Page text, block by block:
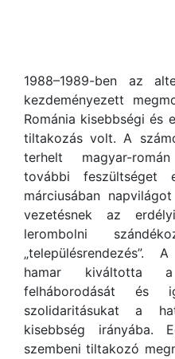
1988–1989-ben az
kezdeményezett
Románia kisebbségi és
tiltakozás volt. A
terhelt magyar-
további feszültséget
márciusában
vezetésnek az
lerombolni
„településrendezés”.
hamar kiváltotta
felháborodását és
szolidaritásukat a
kisebbség irányába.
szembeni tiltakozó